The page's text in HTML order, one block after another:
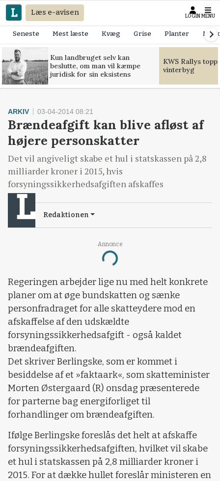
Læs e-avisen LOGIN MENU
Seneste Mest læste Kvæg Grise Planter
Kun landbruget selv kan
beslutte, om man vil kæmpe
juridisk for sin eksistens
KWS Rallys
vinterbyg
Annonce
Loading...
ARKIV 03-04-2014 08:21
Brændeafgift kan blive afløst af
højere personskatter
Det vil angiveligt skabe et hul i statskassen på 2,8
milliarder kroner i 2015, hvis
forsyningssikkerhedsafgiften afskaffes
Redaktionen
Regeringen arbejder lige nu med helt konkrete
planer om at øge bundskatten og sænke
personfradraget for alle skatteydere mod en
afskaffelse af den udskældte
forsyningssikkerhedsafgift - også kaldet
brændeafgiften.
Det skriver Berlingske, som er kommet i
besiddelse af et »faktaark«, som skatteminister
Morten Østergaard (R) onsdag præsenterede
for parterne bag energiforliget til
forhandlinger om brændeafgiften.
Ifølge Berlingske foreslås det helt at afskaffe
forsyningssikkerhedsafgiften, hvilket vil skabe
et hul i statskassen på 2,8 milliarder kroner i
2015. For at dække hullet foreslår ministeren en